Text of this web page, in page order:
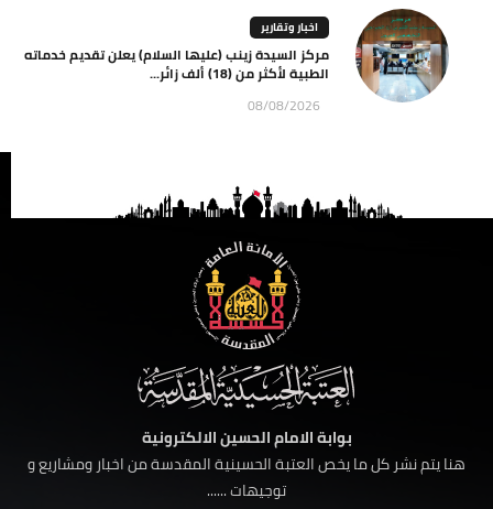
اخبار وتقارير
مركز السيدة زينب (عليها السلام) يعلن تقديم خدماته
الطبية لأكثر من (18) ألف زائر...
08/08/2026
بوابة الامام الحسين الالكترونية
هنا يتم نشر كل ما يخص العتبة الحسينية المقدسة من اخبار ومشاريع و
توجيهات ......